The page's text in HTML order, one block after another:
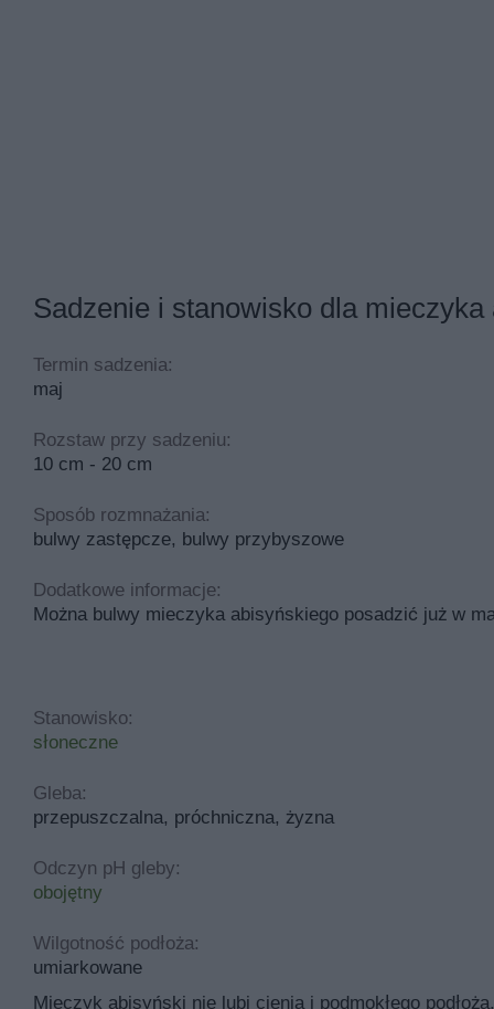
Sadzenie i stanowisko dla mieczyka
Termin sadzenia:
maj
Rozstaw przy sadzeniu:
10 cm - 20 cm
Sposób rozmnażania:
bulwy zastępcze, bulwy przybyszowe
Dodatkowe informacje:
Można bulwy mieczyka abisyńskiego posadzić już w
Stanowisko:
słoneczne
Gleba:
przepuszczalna, próchniczna, żyzna
Odczyn pH gleby:
obojętny
Wilgotność podłoża:
umiarkowane
Mieczyk abisyński nie lubi cienia i podmokłego podłoża.